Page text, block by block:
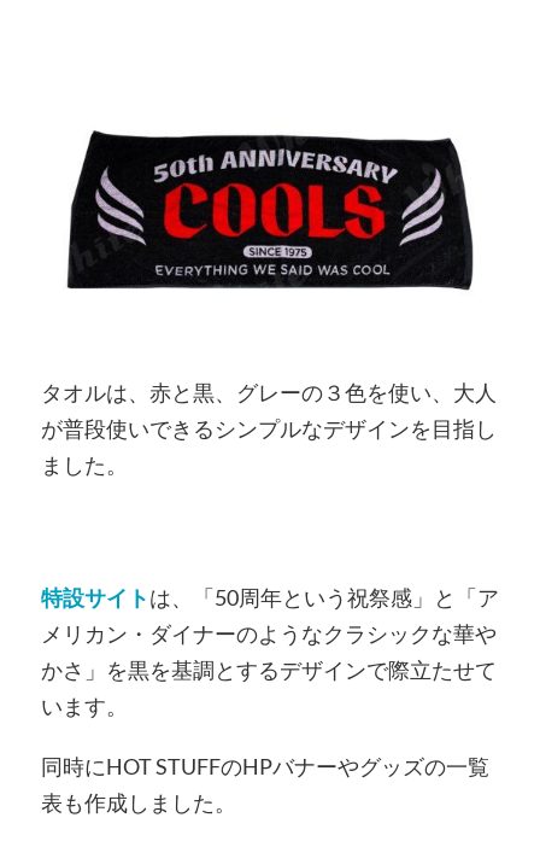
タオルは、赤と黒、グレーの３色を使い、大人
が普段使いできるシンプルなデザインを目指し
ました。
特設サイトは、「50周年という祝祭感」と「ア
メリカン・ダイナーのようなクラシックな華や
かさ」を黒を基調とするデザインで際立たせて
います。
同時にHOT STUFFのHPバナーやグッズの一覧
表も作成しました。